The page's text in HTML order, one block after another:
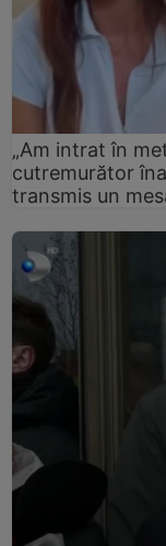
„Am intrat în
cutremurător
transmis un